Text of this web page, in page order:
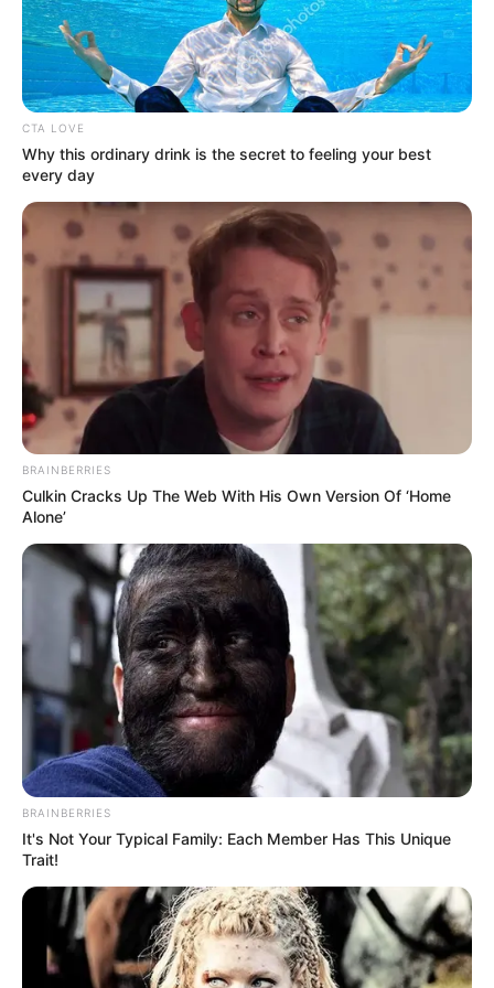
Agnes Naomi
Zeezee Shahab
Luana Dutra sebagai Nurul
Penampilan Spesial
–
OST (Original Soundtrack)
Trailer
TAGS FILM INDONESIA KETINDIHAN
CTA LOVE
Why this ordinary drink is the secret to feeling your best
every day
BRAINBERRIES
Culkin Cracks Up The Web With His Own Version Of ‘Home
Alone’
BRAINBERRIES
It's Not Your Typical Family: Each Member Has This Unique
Trait!